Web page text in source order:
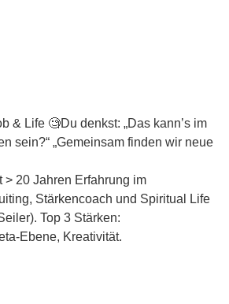
& Life 🧐Du denkst: „Das kann’s im
sein?“ „Gemeinsam finden wir neue
> 20 Jahren Erfahrung im
Stärkencoach und Spiritual Life
Top 3 Stärken:
Ebene, Kreativität.